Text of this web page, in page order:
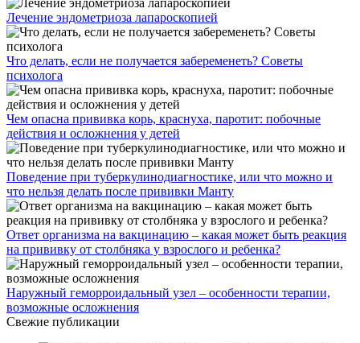
Лечение эндометриоза лапароскопией
Что делать, если не получается забеременеть? Советы
психолога
Чем опасна прививка корь, краснуха, паротит: побочные
действия и осложнения у детей
Поведение при туберкулинодиагностике, или что можно и
что нельзя делать после прививки Манту
Ответ организма на вакцинацию – какая может быть реакция
на прививку от столбняка у взрослого и ребенка?
Наружный геморроидальный узел – особенности терапии,
возможные осложнения
Свежие публикации